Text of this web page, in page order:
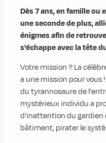
Dès 7 ans, en famille ou
une seconde de plus,
énigmes afin de
s'échappe avec la tête
Votre mission ? La
a une mission pour vous
du tyrannosaure de
mystérieux individu a
d'inattention du gardien
bâtiment, pirater le